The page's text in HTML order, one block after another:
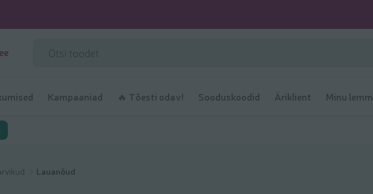
Kampaaniad 🔥 Tõesti odav! Sooduskoodid Äriklient Minu
Lauanõud